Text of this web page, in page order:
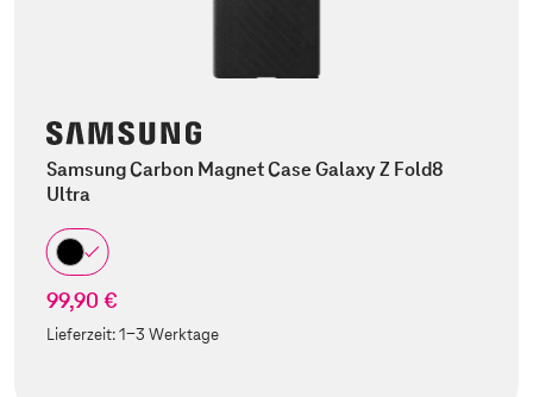
Samsung Carbon Magnet Case Galaxy Z Fold8
Ultra
99,90 €
Lieferzeit:1-3 Werktage